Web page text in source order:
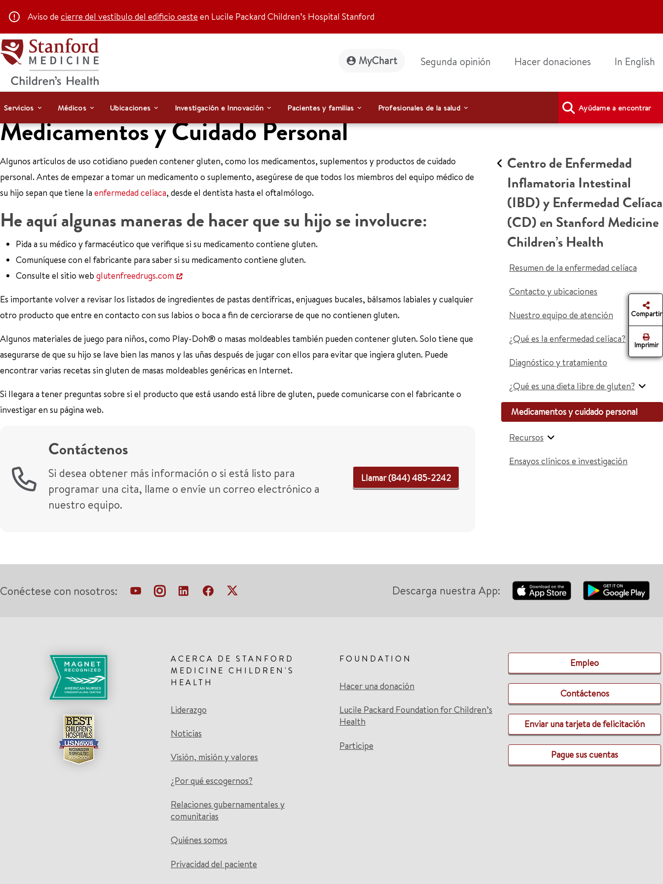
Aviso de cierre del vestíbulo del edificio oeste en Lucile Packard Children’s Hospital Stanford
MyChart Segunda opinión Hacer donaciones In English
Servicios Médicos Ubicaciones Investigación e Innovación Pacientes y familias Profesionales de la salud Ayúdame a encontrar
Medicamentos y Cuidado Personal
Algunos artículos de uso cotidiano pueden contener gluten, como los medicamentos, suplementos y productos de cuidado
personal. Antes de empezar a tomar un medicamento o suplemento, asegúrese de que todos los miembros del equipo médico de
su hijo sepan que tiene la enfermedad celíaca, desde el dentista hasta el oftalmólogo.
He aquí algunas maneras de hacer que su hijo se involucre:
Pida a su médico y farmacéutico que verifique si su medicamento contiene gluten.
Comuníquese con el fabricante para saber si su medicamento contiene gluten.
Consulte el sitio web glutenfreedrugs.com
Es importante volver a revisar los listados de ingredientes de pastas dentífricas, enjuagues bucales, bálsamos labiales y cualquier
otro producto que entre en contacto con sus labios o boca a fin de cerciorarse de que no contienen gluten.
Algunos materiales de juego para niños, como Play-Doh® o masas moldeables también pueden contener gluten. Solo tiene que
asegurarse de que su hijo se lave bien las manos y las uñas después de jugar con ellos para evitar que ingiera gluten. Puede
encontrar varias recetas sin gluten de masas moldeables genéricas en Internet.
Si llegara a tener preguntas sobre si el producto que está usando está libre de gluten, puede comunicarse con el fabricante o
investigar en su página web.
Contáctenos
Si desea obtener más información o si está listo para
programar una cita, llame o envíe un correo electrónico a
nuestro equipo.
Llamar (844) 485-2242
Centro de Enfermedad
Inflamatoria Intestinal
(IBD) y Enfermedad Celíaca
(CD) en Stanford Medicine
Children’s Health
Resumen de la enfermedad celíaca
Contacto y ubicaciones
Nuestro equipo de atención
¿Qué es la enfermedad celíaca?
Diagnóstico y tratamiento
¿Qué es una dieta libre de gluten?
Medicamentos y cuidado personal
Recursos
Ensayos clínicos e investigación
Compartir
Imprimir
Conéctese con nosotros: Descarga nuestra App:
ACERCA DE STANFORD
MEDICINE CHILDREN'S
HEALTH
Liderazgo
Noticias
Visión, misión y valores
¿Por qué escogernos?
Relaciones gubernamentales y
comunitarias
Quiénes somos
Privacidad del paciente
FOUNDATION
Hacer una donación
Lucile Packard Foundation for Children’s
Health
Participe
Empleo
Contáctenos
Enviar una tarjeta de felicitación
Pague sus cuentas